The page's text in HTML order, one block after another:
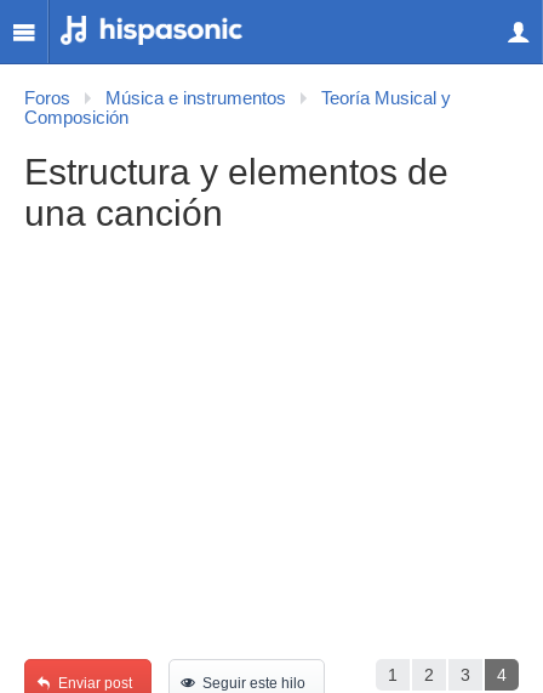
Foros Música e instrumentos
Teoría Musical y
Composición
Estructura y elementos de
una canción
1 2 3 4
Enviar post Seguir este hilo